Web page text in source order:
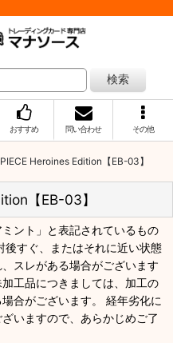
検索
おすすめ 問い合わせ その他
Heroines Edition【EB-03】
【EB-03】
ント」と表記されているもの
後すぐ、またはそれに近い状態
スレがある場合がございます
工品につきましては、加工の
合がございます。 経年劣化に
いますので、あらかじめご了